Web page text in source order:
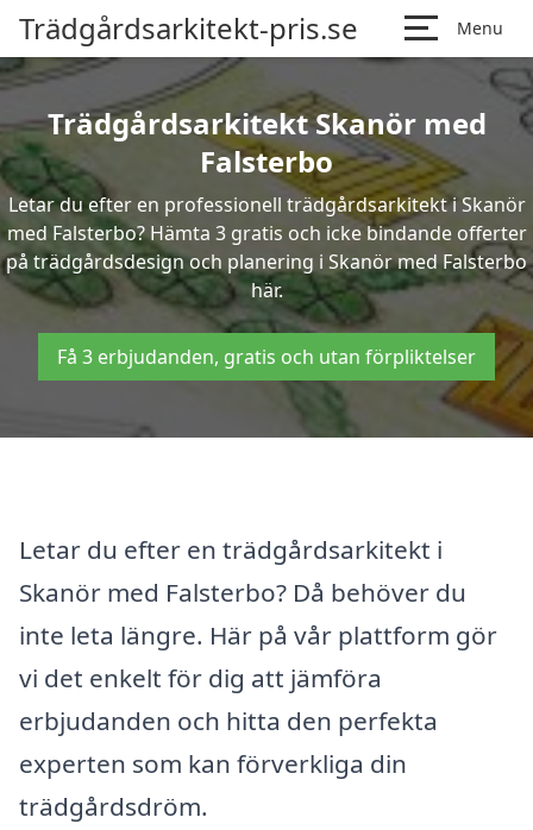
Trädgårdsarkitekt-pris.se Menu
Trädgårdsarkitekt Skanör med
Falsterbo
Letar du efter en professionell trädgårdsarkitekt i Skanör
med Falsterbo? Hämta 3 gratis och icke bindande offerter
på trädgårdsdesign och planering i Skanör med Falsterbo
här.
Få 3 erbjudanden, gratis och utan förpliktelser
Letar du efter en trädgårdsarkitekt i
Skanör med Falsterbo? Då behöver du
inte leta längre. Här på vår plattform gör
vi det enkelt för dig att jämföra
erbjudanden och hitta den perfekta
experten som kan förverkliga din
trädgårdsdröm.